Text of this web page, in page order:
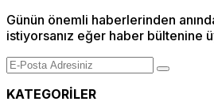
Günün önemli haberlerinden
istiyorsanız eğer haber bültenine
KATEGORİLER